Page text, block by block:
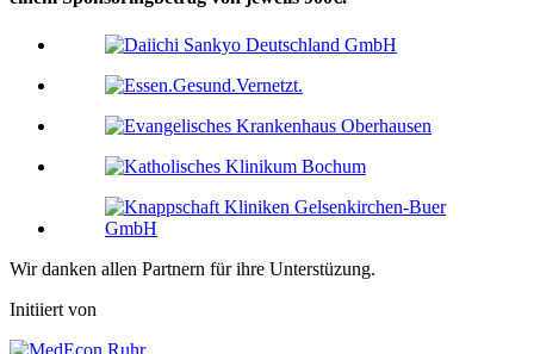
Wir danken allen Partnern für ihre Unterstüzung.
Initiiert von